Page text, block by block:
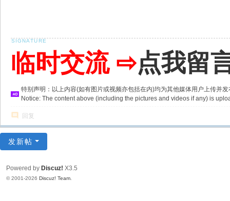
临时交流 ⇨点我留
特别声明：以上内容(如有图片或视频亦包括在内)均为其他媒体用户上传并
Notice: The content above (including the pictures and videos if any) is
回复
发新帖
Powered by Discuz! X3.5
© 2001-2026 Discuz! Team